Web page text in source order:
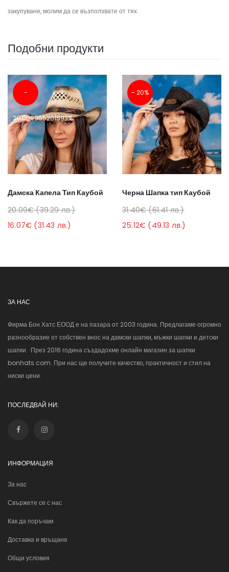
закупуване, молим да се възползвате от тях.
Подобни продукти
-
20.009955201593%
Дамска Капела Тип Каубой
20.09€ (39.29 лв.)
16.07€ (31.43 лв.)
- 20%
Черна Шапка тип Каубой
31.40€ (61.41 лв.)
25.12€ (49.13 лв.)
ЗА НАС
Фирма Бон Хатс ЕООД е на пазара от 2003 година. Предлагаме огромно
разнообразие от собствен внос на дамски шапки, мъжки шапки и детски
шапки. През 2016 година създадохме онлайн магазин за шапки
bonhats.com. При нас ще получите качество, практичност и стил на
ниски цени.
ПОСЛЕДВАЙ НИ:
ИНФОРМАЦИЯ
За нас
Свържете се с нас
Как да поръчам
Доставка и връщане
Общи условия